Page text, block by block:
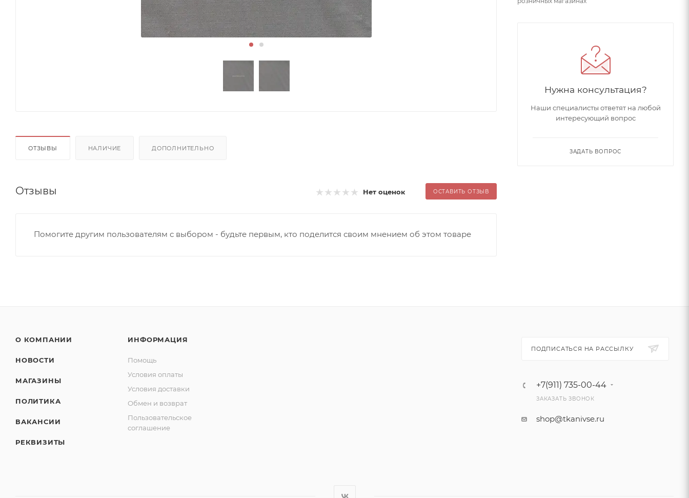
ОТЗЫВЫ НАЛИЧИЕ ДОПОЛНИТЕЛЬНО
Отзывы Нет оценок ОСТАВИТЬ ОТЗЫВ
Помогите другим пользователям с выбором - будьте первым, кто поделится своим мнением об этом товаре
Нужна консультация?
Наши специалисты ответят на любой
интересующий вопрос
ЗАДАТЬ ВОПРОС
О КОМПАНИИ
НОВОСТИ
МАГАЗИНЫ
ПОЛИТИКА
ВАКАНСИИ
РЕКВИЗИТЫ
ИНФОРМАЦИЯ
Помощь
Условия оплаты
Условия доставки
Обмен и возврат
Пользовательское
соглашение
ПОДПИСАТЬСЯ НА РАССЫЛКУ
+7(911) 735-00-44
ЗАКАЗАТЬ ЗВОНОК
shop@tkanivse.ru